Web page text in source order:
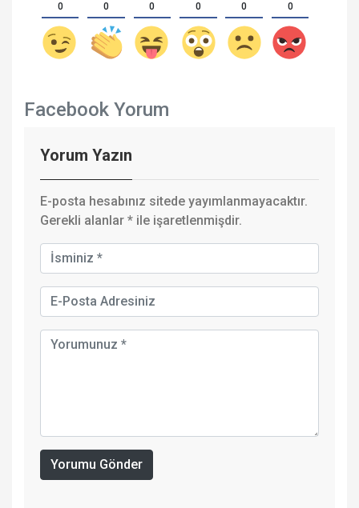
0 0 0 0 0 0
Facebook Yorum
Yorum Yazın
E-posta hesabınız sitede yayımlanmayacaktır.
Gerekli alanlar * ile işaretlenmişdir.
Yorumu Gönder